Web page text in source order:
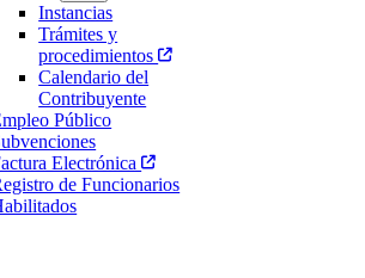
Instancias
Trámites y
procedimientos
Calendario del
Contribuyente
Público
Electrónica
de Funcionarios